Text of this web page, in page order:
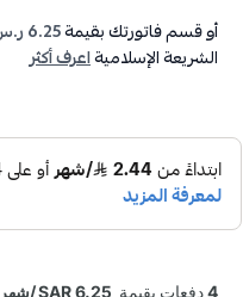
أو قسم فاتورتك بقيمة6.25 ر.س
الشريعة الإسلاميةاعرف أكثر